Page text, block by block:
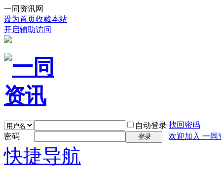
一同资讯网
设为首页收藏本站
开启辅助访问
自动登录 找回密码
密码
登录 欢迎加入 一同
快捷导航